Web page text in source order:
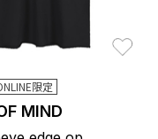
限定
MIND